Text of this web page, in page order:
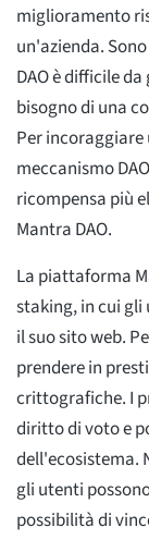
miglioramento
un'azienda.
DAO è difficile
bisogno di una
Per
meccanismo
ricompensa più
Mantra DAO.
La piattaforma
staking, in cui gli
il suo sito web.
prendere in
crittografiche. I
diritto di voto e
dell'ecosistema.
gli utenti
possibilità di